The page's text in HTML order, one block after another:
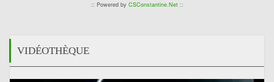
:: Powered by CSConstantine.Net::
VIDÉOTHÈQUE